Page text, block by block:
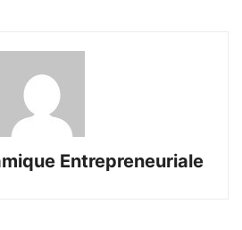
Entrepreneuriale